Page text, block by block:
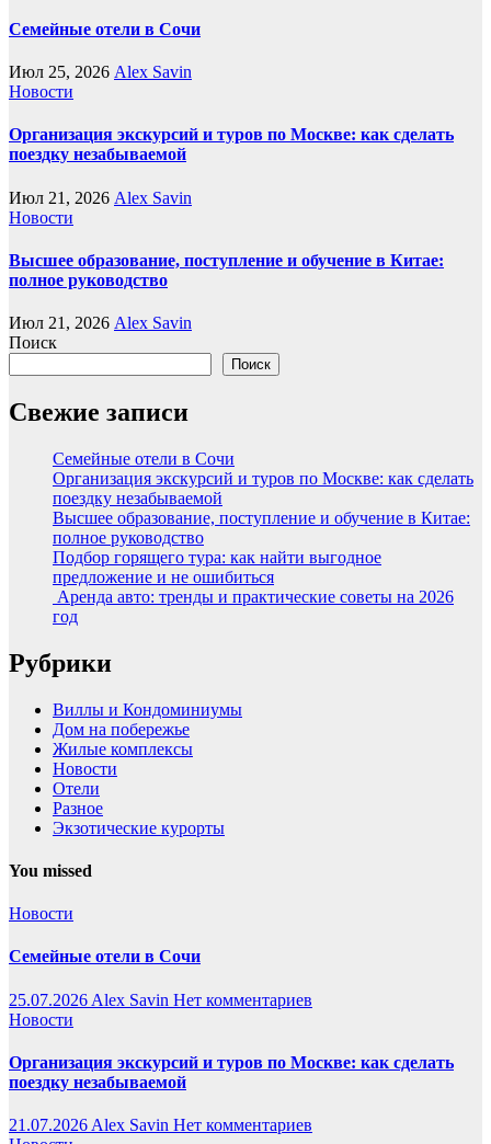
Семейные отели в Сочи
Июл 25, 2026 Alex Savin
Новости
Организация экскурсий и туров по Москве: как сделать
поездку незабываемой
Июл 21, 2026 Alex Savin
Новости
Высшее образование, поступление и обучение в Китае:
полное руководство
Июл 21, 2026 Alex Savin
Поиск
Поиск
Свежие записи
Семейные отели в Сочи
Организация экскурсий и туров по Москве: как сделать
поездку незабываемой
Высшее образование, поступление и обучение в Китае:
полное руководство
Подбор горящего тура: как найти выгодное
предложение и не ошибиться
Аренда авто: тренды и практические советы на 2026
год
Рубрики
Виллы и Кондоминиумы
Дом на побережье
Жилые комплексы
Новости
Отели
Разное
Экзотические курорты
You missed
Новости
Семейные отели в Сочи
25.07.2026 Alex Savin Нет комментариев
Новости
Организация экскурсий и туров по Москве: как сделать
поездку незабываемой
21.07.2026 Alex Savin Нет комментариев